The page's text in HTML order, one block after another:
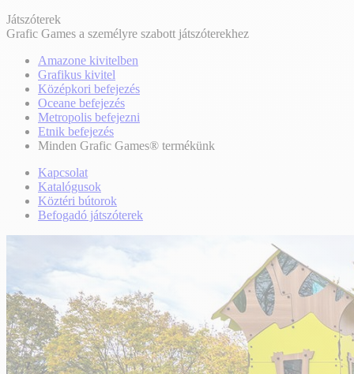
Játszóterek
Grafic Games a személyre szabott játszóterekhez
Amazone kivitelben
Grafikus kivitel
Középkori befejezés
Oceane befejezés
Metropolis befejezni
Etnik befejezés
Minden Grafic Games® termékünk
Kapcsolat
Katalógusok
Köztéri bútorok
Befogadó játszóterek